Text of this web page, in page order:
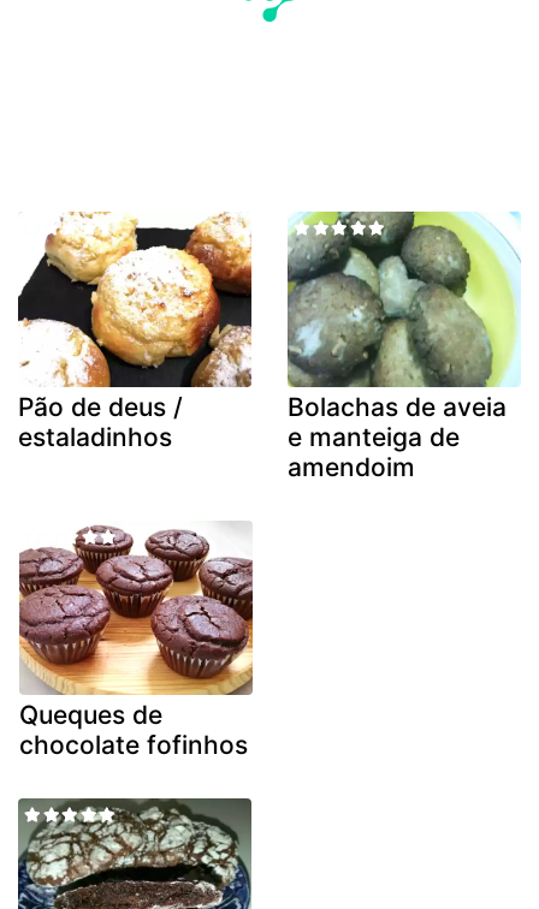
Pão de deus /
estaladinhos
Bolachas de aveia
e manteiga de
amendoim
Queques de
chocolate fofinhos